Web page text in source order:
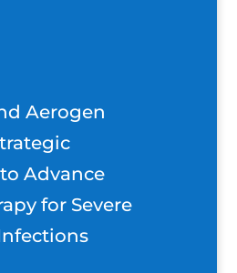
Aerogen
Advance
for Severe